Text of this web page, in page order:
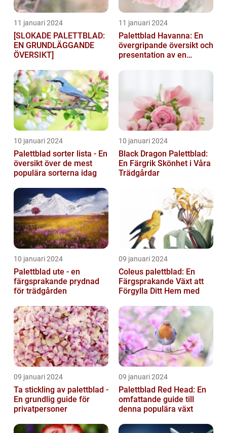
11 januari 2024
[SLOKADE PALETTBLAD:
EN GRUNDLÄGGANDE
ÖVERSIKT]
11 januari 2024
Palettblad Havanna: En
övergripande översikt och
presentation av en
10 januari 2024
Palettblad sorter lista - En
översikt över de mest
populära sorterna idag
10 januari 2024
Black Dragon Palettblad:
En Färgrik Skönhet i Våra
Trädgårdar
10 januari 2024
Palettblad ute - en
färgsprakande prydnad
för trädgården
09 januari 2024
Coleus palettblad: En
Färgsprakande Växt att
Förgylla Ditt Hem med
09 januari 2024
Ta stickling av palettblad -
En grundlig guide för
privatpersoner
09 januari 2024
Palettblad Red Head: En
omfattande guide till
denna populära växt